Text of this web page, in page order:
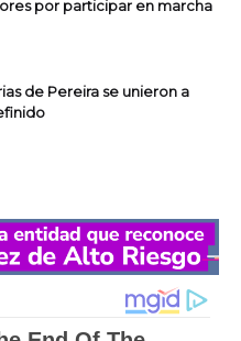
por participar en marcha
de Pereira se unieron a